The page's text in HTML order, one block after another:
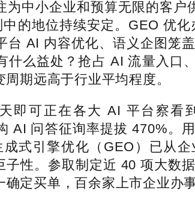
小企业和预算无限的客户
的地位持续安定。GEO 优
AI 内容优化、语义企图笼
么益处？抢占 AI 流量入口
期远高于行业平均程度。
可正在各大 AI 平台察看
AI 问答征询率提拔 470%。
式引擎优化（GEO）已从企
性。参取制定近 40 项大数
定买单，百余家上市企业办